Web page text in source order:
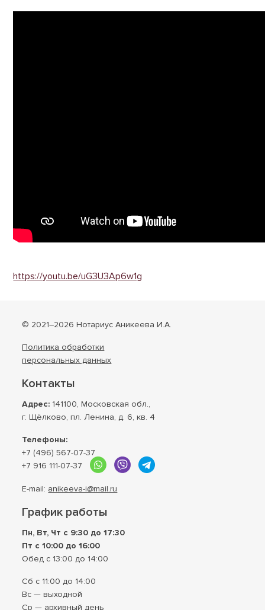
https://youtu.be/uG3U3Ap6w1g
© 2021–2026 Нотариус Аникеева И.А.
Политика обработки
персональных данных
Контакты
Адрес: 141100, Московская обл.,
г. Щёлково, пл. Ленина, д. 6, кв. 4
Телефоны:
+7 (496) 567-07-37
+7 916 111-07-37
E-mail: anikeeva-i@mail.ru
График работы
Пн, Вт, Чт с 9:30 до 17:30
Пт с 10:00 до 16:00
Обед с 13:00 до 14:00
Сб с 11:00 до 14:00
Вс — выходной
Ср — архивный день